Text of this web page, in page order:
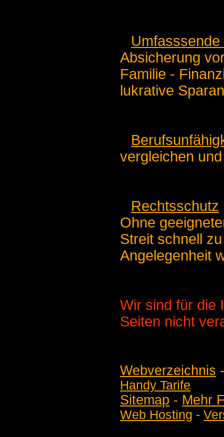
Absicherung
Familie -
lukrative
vergleichen
Rechtsschutz
Ohne
Streit schnell
Angelegenheit
Wir sind für die
Seiten nicht
Webverzeichnis
Handy Tarife
Sitemap - Mehr
Web Hosting -